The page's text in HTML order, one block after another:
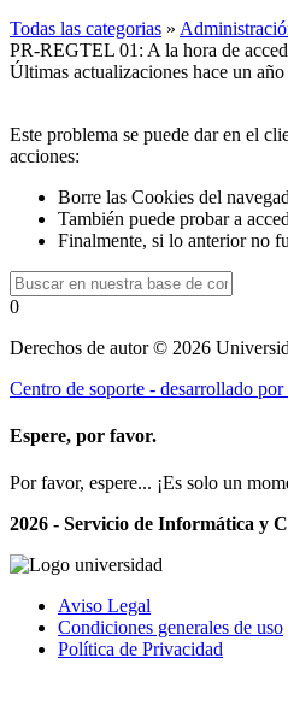
Todas las categorias »
PR-REGTEL 01: A la hora de
Últimas actualizaciones hace un año
Este problema se puede dar en el
acciones:
Borre las Cookies del
También puede probar a
Finalmente, si lo anterior no
0
Derechos de autor © 2026
Centro de soporte - desarrollado
Espere, por favor.
Por favor, espere... ¡Es solo un
2026 - Servicio de Informática y
Aviso Legal
Condiciones generales de uso
Política de Privacidad